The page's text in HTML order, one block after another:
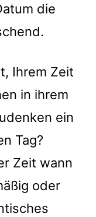
die
Ihrem Zeit
in ihrem
ein
Tag?
Zeit wann
oder